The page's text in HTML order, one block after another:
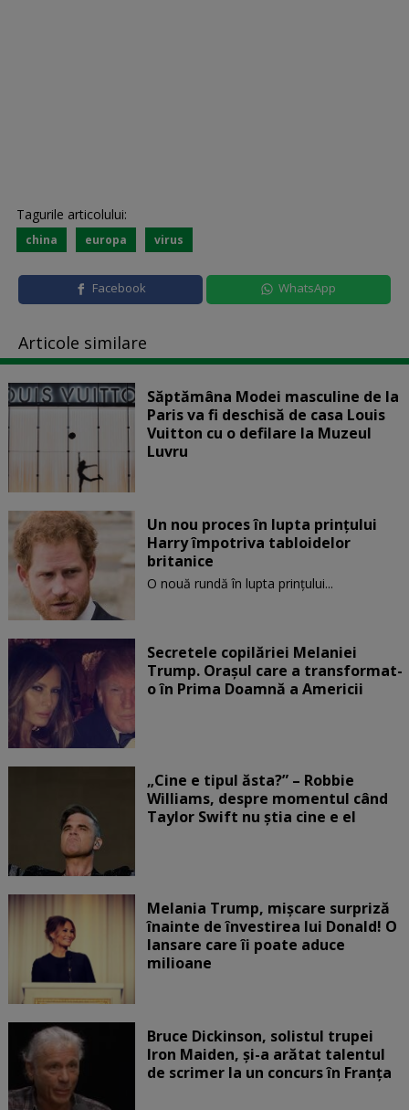
Tagurile articolului:
china europa virus
Facebook WhatsApp
Articole similare
Săptămâna Modei masculine de la
Paris va fi deschisă de casa Louis
Vuitton cu o defilare la Muzeul
Luvru
Un nou proces în lupta prinţului
Harry împotriva tabloidelor
britanice
O nouă rundă în lupta prinţului...
Secretele copilăriei Melaniei
Trump. Orașul care a transformat-
o în Prima Doamnă a Americii
„Cine e tipul ăsta?” – Robbie
Williams, despre momentul când
Taylor Swift nu știa cine e el
Melania Trump, mișcare surpriză
înainte de învestirea lui Donald! O
lansare care îi poate aduce
milioane
Bruce Dickinson, solistul trupei
Iron Maiden, şi-a arătat talentul
de scrimer la un concurs în Franţa